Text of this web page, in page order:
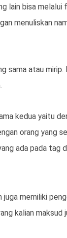
lain bisa melalui
menuliskan
sama atau
kedua yaitu
orang yang
ada pada tag
memiliki
kalian maksud